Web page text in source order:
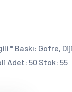
* Baskı: Gofre,
Adet: 50 Stok: 55